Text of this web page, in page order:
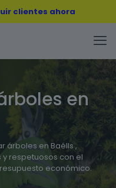
clientes ahora
en
árboles en Baélls ,
respetuosos con el
económico.